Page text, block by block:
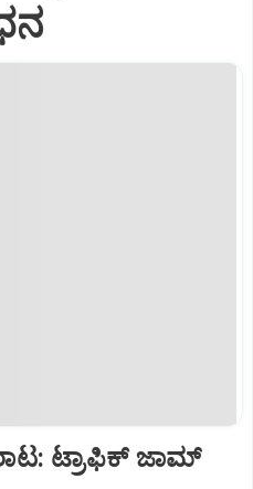
ಟ್ರಾಫಿಕ್‌ ಜಾಮ್